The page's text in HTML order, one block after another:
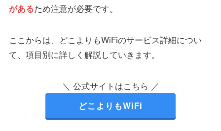
があるため注意が必要です。
ここからは、どこよりもWiFiのサービス詳細につい
て、項目別に詳しく解説していきます。
＼ 公式サイトはこちら ／
どこよりもWiFi